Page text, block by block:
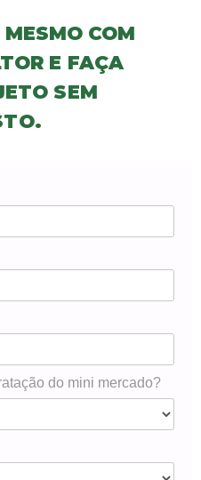
COM
E FAÇA
SEM
do mini mercado?